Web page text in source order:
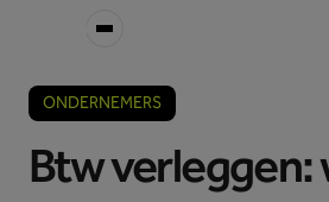
ONDERNEMERS
Btw